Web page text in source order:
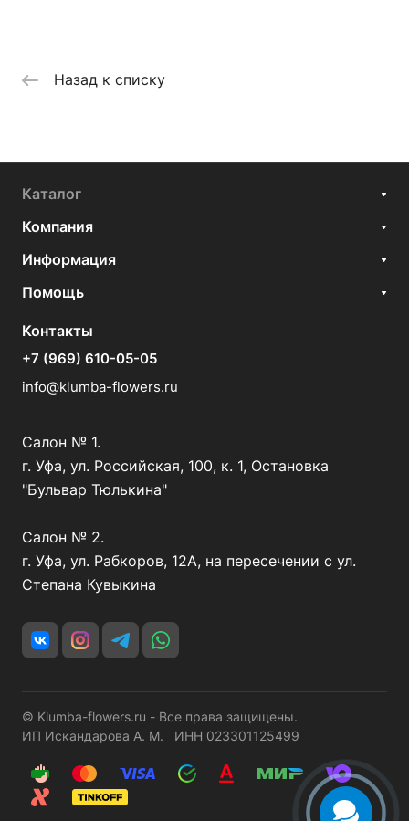
Назад к списку
Каталог
Компания
Информация
Помощь
Контакты
+7 (969) 610-05-05
info@klumba-flowers.ru
Салон № 1.
г. Уфа, ул. Российская, 100, к. 1, Остановка
"Бульвар Тюлькина"
Салон № 2.
г. Уфа, ул. Рабкоров, 12А, на пересечении с ул.
Степана Кувыкина
© Klumba-flowers.ru - Все права защищены.
ИП Искандарова А. М. ИНН 023301125499